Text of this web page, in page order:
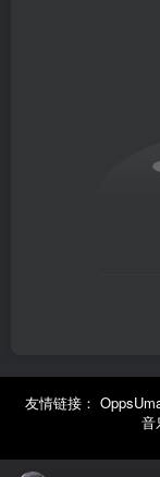
友情链接：
音